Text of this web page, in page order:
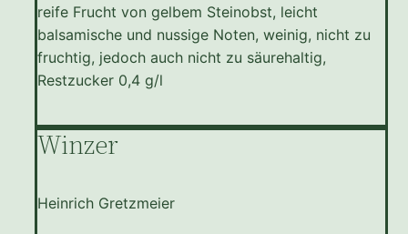
reife Frucht von gelbem Steinobst, leicht
balsamische und nussige Noten, weinig, nicht zu
fruchtig, jedoch auch nicht zu säurehaltig,
Restzucker 0,4 g/l
Winzer
Heinrich Gretzmeier